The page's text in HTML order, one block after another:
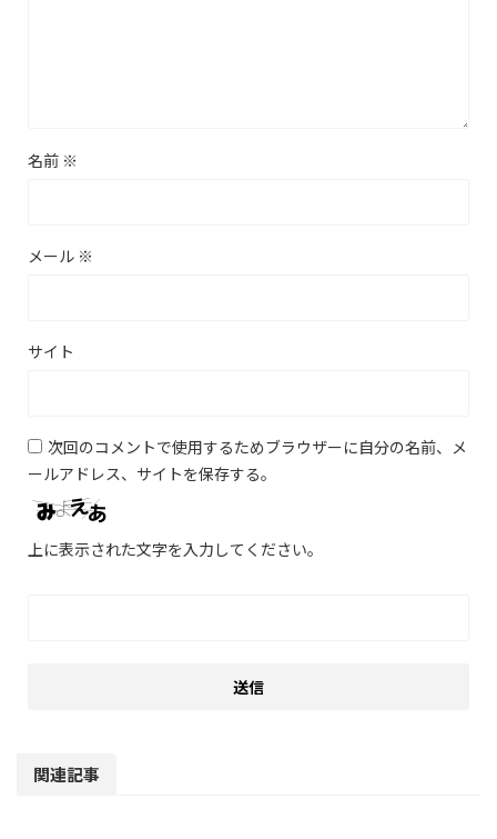
名前 ※
メール ※
サイト
次回のコメントで使用するためブラウザーに自分の名前、メ
ールアドレス、サイトを保存する。
上に表示された文字を入力してください。
関連記事